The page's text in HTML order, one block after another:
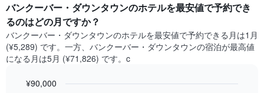
バンクーバー・ダウンタウン​のホテルを最安値で予約でき
るのはどの月ですか？
バンクーバー・ダウンタウン​の​ホテルを最安値で予約できる月は1月
(¥5,289) です。一方、バンクーバー・ダウンタウン​の​宿泊が最高値
になる月は5月​ (¥71,826) です。c
¥90,000